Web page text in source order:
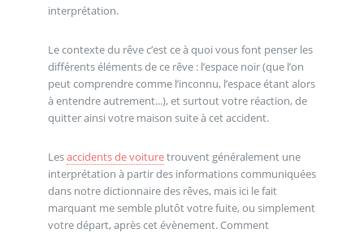
interprétation.
Le contexte du rêve c’est ce à quoi vous font penser les
différents éléments de ce rêve : l’espace noir (que l’on
peut comprendre comme l’inconnu, l’espace étant alors
à entendre autrement...), et surtout votre réaction, de
quitter ainsi votre maison suite à cet accident.
Lesaccidents de voituretrouvent généralement une
interprétation à partir des informations communiquées
dans notre dictionnaire des rêves, mais ici le fait
marquant me semble plutôt votre fuite, ou simplement
votre départ, après cet évènement. Comment